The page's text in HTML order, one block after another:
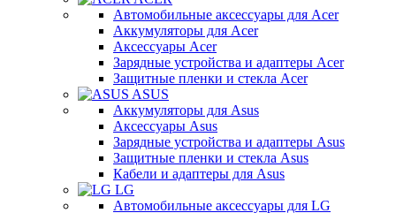
Автомобильные аксессуары для Acer
Аккумуляторы для Acer
Аксессуары Acer
Зарядные устройства и адаптеры Acer
Защитные пленки и стекла Acer
ASUS
Аккумуляторы для Asus
Аксессуары Asus
Зарядные устройства и адаптеры Asus
Защитные пленки и стекла Asus
Кабели и адаптеры для Asus
LG
Автомобильные аксессуары для LG